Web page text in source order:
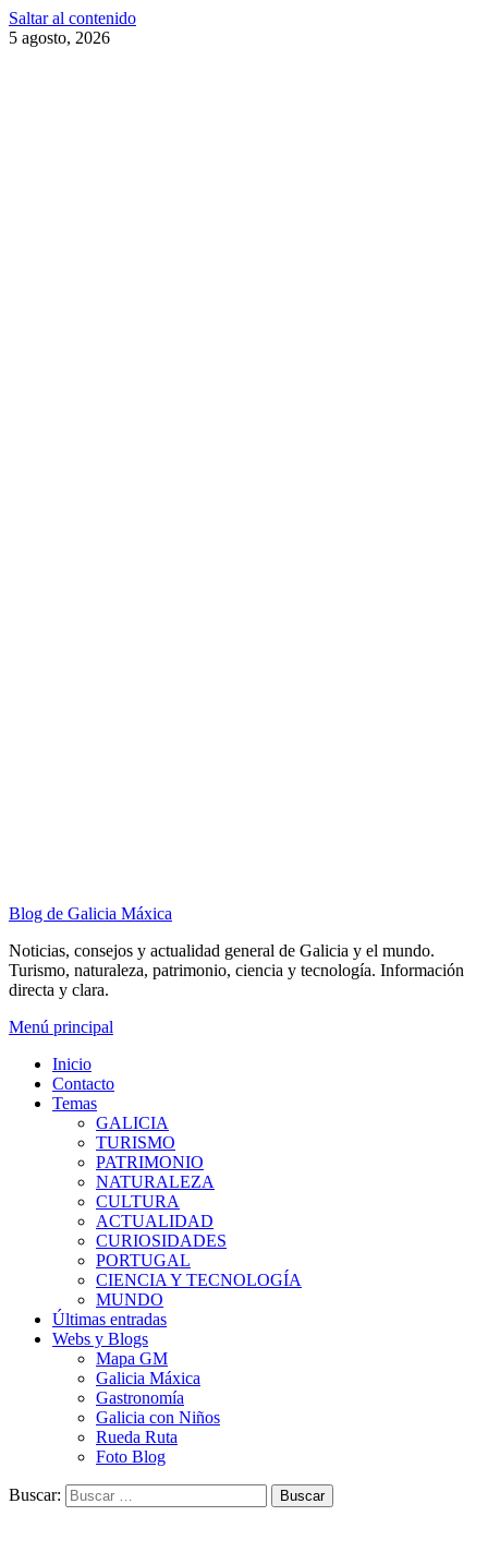
Saltar al contenido
5 agosto, 2026
Blog de Galicia Máxica
Noticias, consejos y actualidad general de Galicia y el mundo.
Turismo, naturaleza, patrimonio, ciencia y tecnología. Información
directa y clara.
Menú principal
Inicio
Contacto
Temas
GALICIA
TURISMO
PATRIMONIO
NATURALEZA
CULTURA
ACTUALIDAD
CURIOSIDADES
PORTUGAL
CIENCIA Y TECNOLOGÍA
MUNDO
Últimas entradas
Webs y Blogs
Mapa GM
Galicia Máxica
Gastronomía
Galicia con Niños
Rueda Ruta
Foto Blog
Buscar: